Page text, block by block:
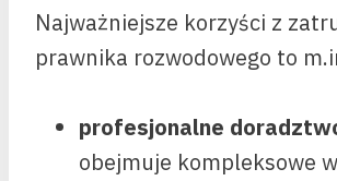
Najważniejsze korzyści z
prawnika rozwodowego to
profesjonalne
obejmuje kompleksowe